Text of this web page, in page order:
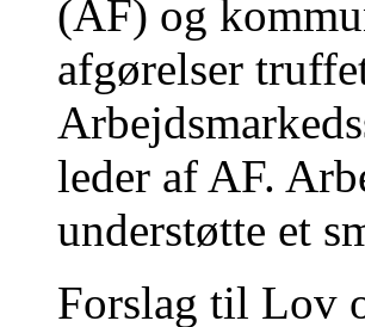
(AF) og
afgørelser
leder af AF.
understøtte et
Forslag til Lov